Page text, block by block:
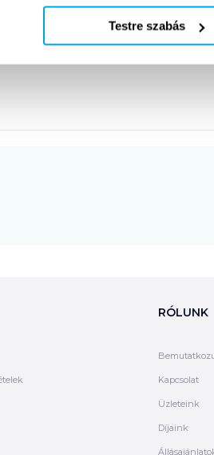
Testre szabás
zöld, a sárga példányok
RÓLUNK
Kapcsolat
Üzleteink
Díjaink